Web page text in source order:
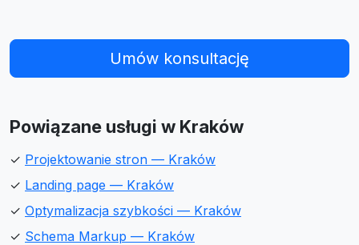
Umów konsultację
Powiązane usługi w Kraków
✓ Projektowanie stron — Kraków
✓ Landing page — Kraków
✓ Optymalizacja szybkości — Kraków
✓ Schema Markup — Kraków